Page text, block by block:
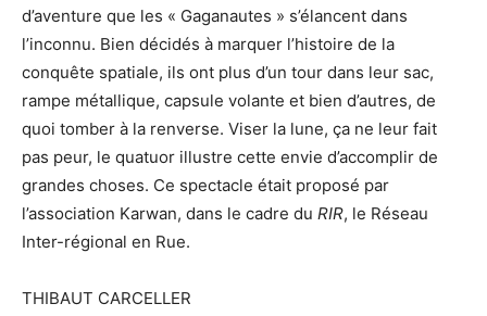
d’aventure que les « Gaganautes » s’élancent dans
l’inconnu. Bien décidés à marquer l’histoire de la
conquête spatiale, ils ont plus d’un tour dans leur sac,
rampe métallique, capsule volante et bien d’autres, de
quoi tomber à la renverse. Viser la lune, ça ne leur fait
pas peur, le quatuor illustre cette envie d’accomplir de
grandes choses. Ce spectacle était proposé par
l’association Karwan, dans le cadre du RIR, le Réseau
Inter-régional en Rue.
THIBAUT CARCELLER